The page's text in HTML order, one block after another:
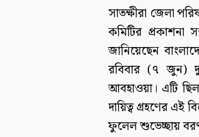
সাতক্ষীরা জেলা
কমিটির
জানিয়েছেন
রবিবার (৭ জুন)
আবহাওয়া। এটি
দায়িত্ব গ্রহণের এই
ফুলেল শুভেচ্ছায়